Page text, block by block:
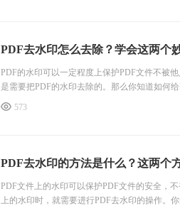
PDF去水印怎么去除？学会这两个
PDF的水印可以一定程度上保护PDF文件不被
是需要把PDF的水印去除的。那么你知道如何
的方法可以快速学会PDF去水印的操作步骤，
573
PDF去水印的方法是什么？这两个
PDF文件上的水印可以保护PDF文件的安全，
上的水印时，就需要进行PDF去水印的操作。